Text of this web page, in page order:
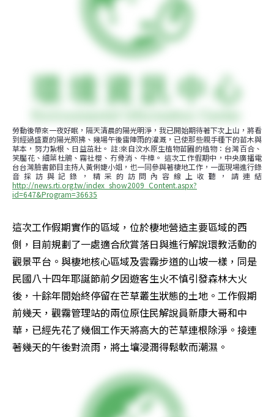
勞動後帶來一夜好眠，隔天清晨的陽光明淨，我已開始期待著下次上山，將看
到經過盛夏的陽光照拂、幾場午後雷陣雨的灌溉，已使那些親手種下的苗木與
草本，努力紮根、日益茁壯。 註:來自汶水原生植物苗圃的植物：台灣百合、
笑靨花、細葉杜鵑、霧社櫻、冇骨消、牛樟。 這次工作假期中，中央廣播電
台台灣臉書節目主持人黃俐婕小姐，也一同參與著棲地工作，一面現場進行錄
音採訪與記錄，精采的訪問內容線上收聽，請連結
http://news.rti.org.tw/index_show2009_Content.aspx?
id=647&Program=36635
這次工作假期實作的區域，位於棲地營造主要區域的西
側，目前規劃了一處適合欣賞落日與進行解說環教活動的
觀景平台。與棲地核心區域及雲霧步道的山坡一樣，同是
民國八十四年耶誕節前夕因遊客生火不慎引發森林大火
後，十餘年間始終停留在芒草叢生狀態的土地。工作假期
前幾天，觀霧管理站的兩位原住民解說員新康大哥和中
華，已經先花了幾個工作天將高大的芒草連根除淨。接連
著幾天的午後對流雨，將土壤浸潤得鬆軟而潮濕。